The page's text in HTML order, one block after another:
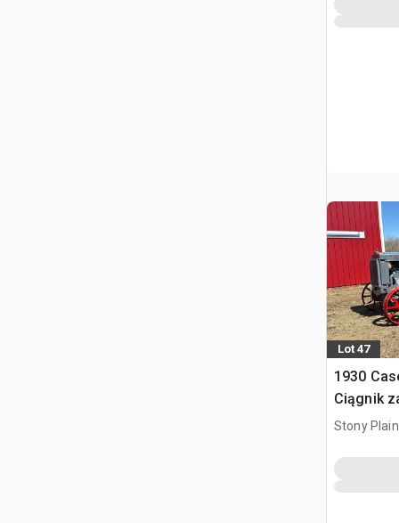
Lot 47
1930
Ciągnik
Stony